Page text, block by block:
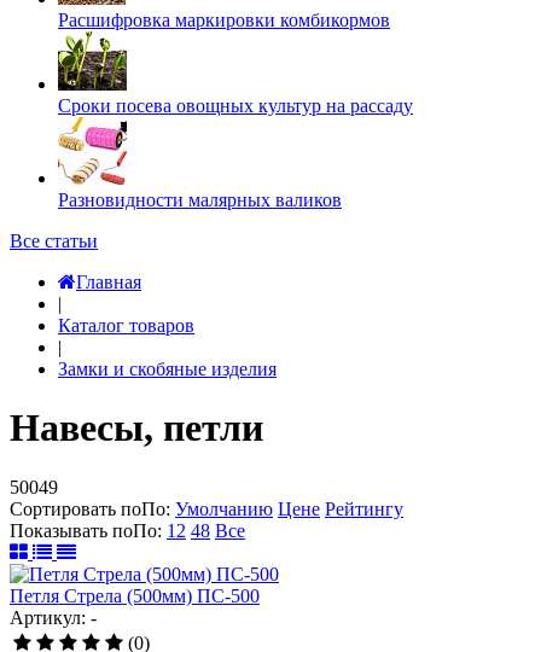
Расшифровка маркировки комбикормов
Сроки посева овощных культур на рассаду
Разновидности малярных валиков
Все статьи
Главная
|
Каталог товаров
|
Замки и скобяные изделия
Навесы, петли
50049
Сортировать поПо: Умолчанию Цене Рейтингу
Показывать поПо: 12 48 Все
Петля Стрела (500мм) ПС-500
Артикул: -
(0)